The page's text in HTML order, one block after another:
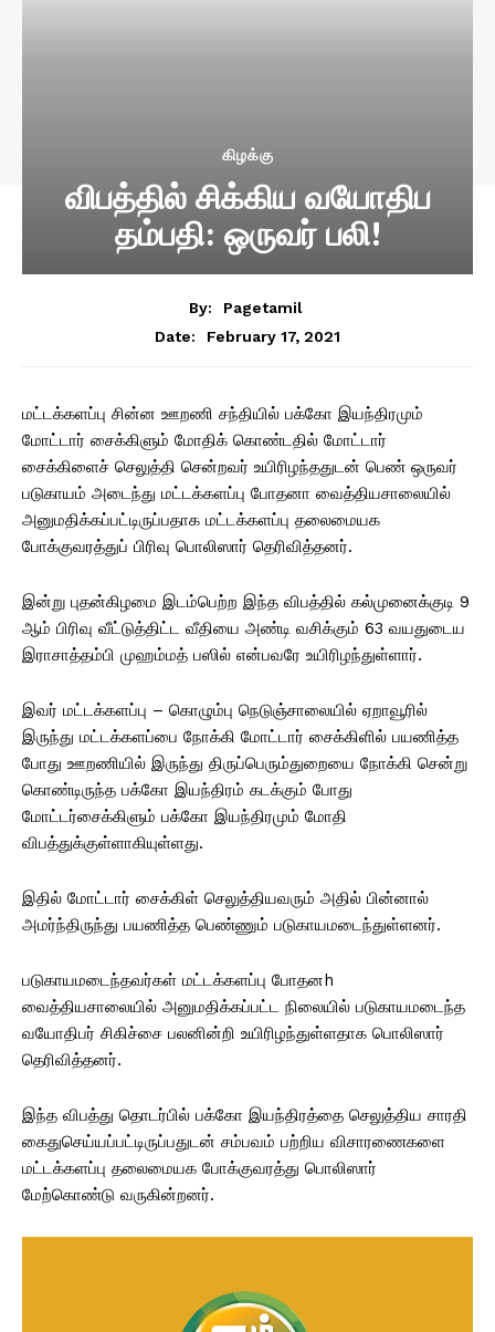
கிழக்கு
விபத்தில் சிக்கிய வயோதிப
தம்பதி: ஒருவர் பலி!
By:
Pagetamil
Date:
February 17, 2021
மட்டக்களப்பு சின்ன ஊறணி சந்தியில் பக்கோ இயந்திரமும்
மோட்டார் சைக்கிளும் மோதிக் கொண்டதில் மோட்டார்
சைக்கிளைச் செலுத்தி சென்றவர் உயிரிழந்ததுடன் பெண் ஒருவர்
படுகாயம் அடைந்து மட்டக்களப்பு போதனா வைத்தியசாலையில்
அனுமதிக்கப்பட்டிருப்பதாக மட்டக்களப்பு தலைமையக
போக்குவரத்துப் பிரிவு பொலிஸார் தெரிவித்தனர்.
இன்று புதன்கிழமை இடம்பெற்ற இந்த விபத்தில் கல்முனைக்குடி 9
ஆம் பிரிவு வீட்டுத்திட்ட வீதியை அண்டி வசிக்கும் 63 வயதுடைய
இராசாத்தம்பி முஹம்மத் பஸில் என்பவரே உயிரிழந்துள்ளார்.
இவர் மட்டக்களப்பு – கொழும்பு நெடுஞ்சாலையில் ஏறாவூரில்
இருந்து மட்டக்களப்பை நோக்கி மோட்டார் சைக்கிளில் பயணித்த
போது ஊறணியில் இருந்து திருப்பெரும்துறையை நோக்கி சென்று
கொண்டிருந்த பக்கோ இயந்திரம் கடக்கும் போது
மோட்டர்சைக்கிளும் பக்கோ இயந்திரமும் மோதி
விபத்துக்குள்ளாகியுள்ளது.
இதில் மோட்டார் சைக்கிள் செலுத்தியவரும் அதில் பின்னால்
அமர்ந்திருந்து பயணித்த பெண்ணும் படுகாயமடைந்துள்ளனர்.
படுகாயமடைந்தவர்கள் மட்டக்களப்பு போதனh
வைத்தியசாலையில் அனுமதிக்கப்பட்ட நிலையில் படுகாயமடைந்த
வயோதிபர் சிகிச்சை பலனின்றி உயிரிழந்துள்ளதாக பொலிஸார்
தெரிவித்தனர்.
இந்த விபத்து தொடர்பில் பக்கோ இயந்திரத்தை செலுத்திய சாரதி
கைதுசெய்யப்பட்டிருப்பதுடன் சம்பவம் பற்றிய விசாரணைகளை
மட்டக்களப்பு தலைமையக போக்குவரத்து பொலிஸார்
மேற்கொண்டு வருகின்றனர்.